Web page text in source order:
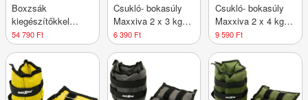
Boxzsák
kiegészítőkkel
bézs-kék
edzőkészlet
54 790 Ft
Csukló- bokasúly
Maxxiva 2 x 3 kg
Fekete
6 390 Ft
Csukló- bokasúly
Maxxiva 2 x 4 kg
Kék
9 590 Ft